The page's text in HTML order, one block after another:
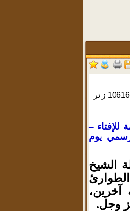
10616 زائر
للإفتاء –
يوم
الشيخ
آخرين،
وجل.